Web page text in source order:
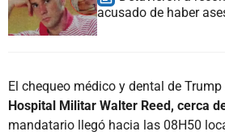
acusado de haber
El chequeo médico y dental de Trump
Hospital Militar Walter Reed, cerca
mandatario llegó hacia las 08H50